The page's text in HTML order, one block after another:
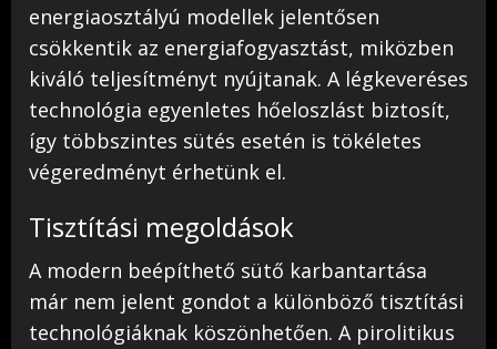
energiaosztályú modellek jelentősen
csökkentik az energiafogyasztást, miközben
kiváló teljesítményt nyújtanak. A légkeveréses
technológia egyenletes hőeloszlást biztosít,
így többszintes sütés esetén is tökéletes
végeredményt érhetünk el.
Tisztítási megoldások
A modern beépíthető sütő karbantartása
már nem jelent gondot a különböző tisztítási
technológiáknak köszönhetően. A pirolitikus